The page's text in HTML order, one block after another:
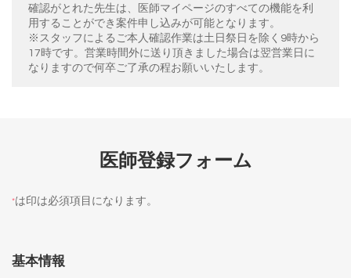
確認がとれた先生は、医師マイページのすべての機能を利
用することができ案件申し込みが可能となります。
※スタッフによるご本人確認作業は土日祭日を除く9時から
17時です。営業時間外に送り頂きました場合は翌営業日に
なりますので何卒ご了承の程お願いいたします。
医師登録フォーム
*は印は必須項目になります。
基本情報